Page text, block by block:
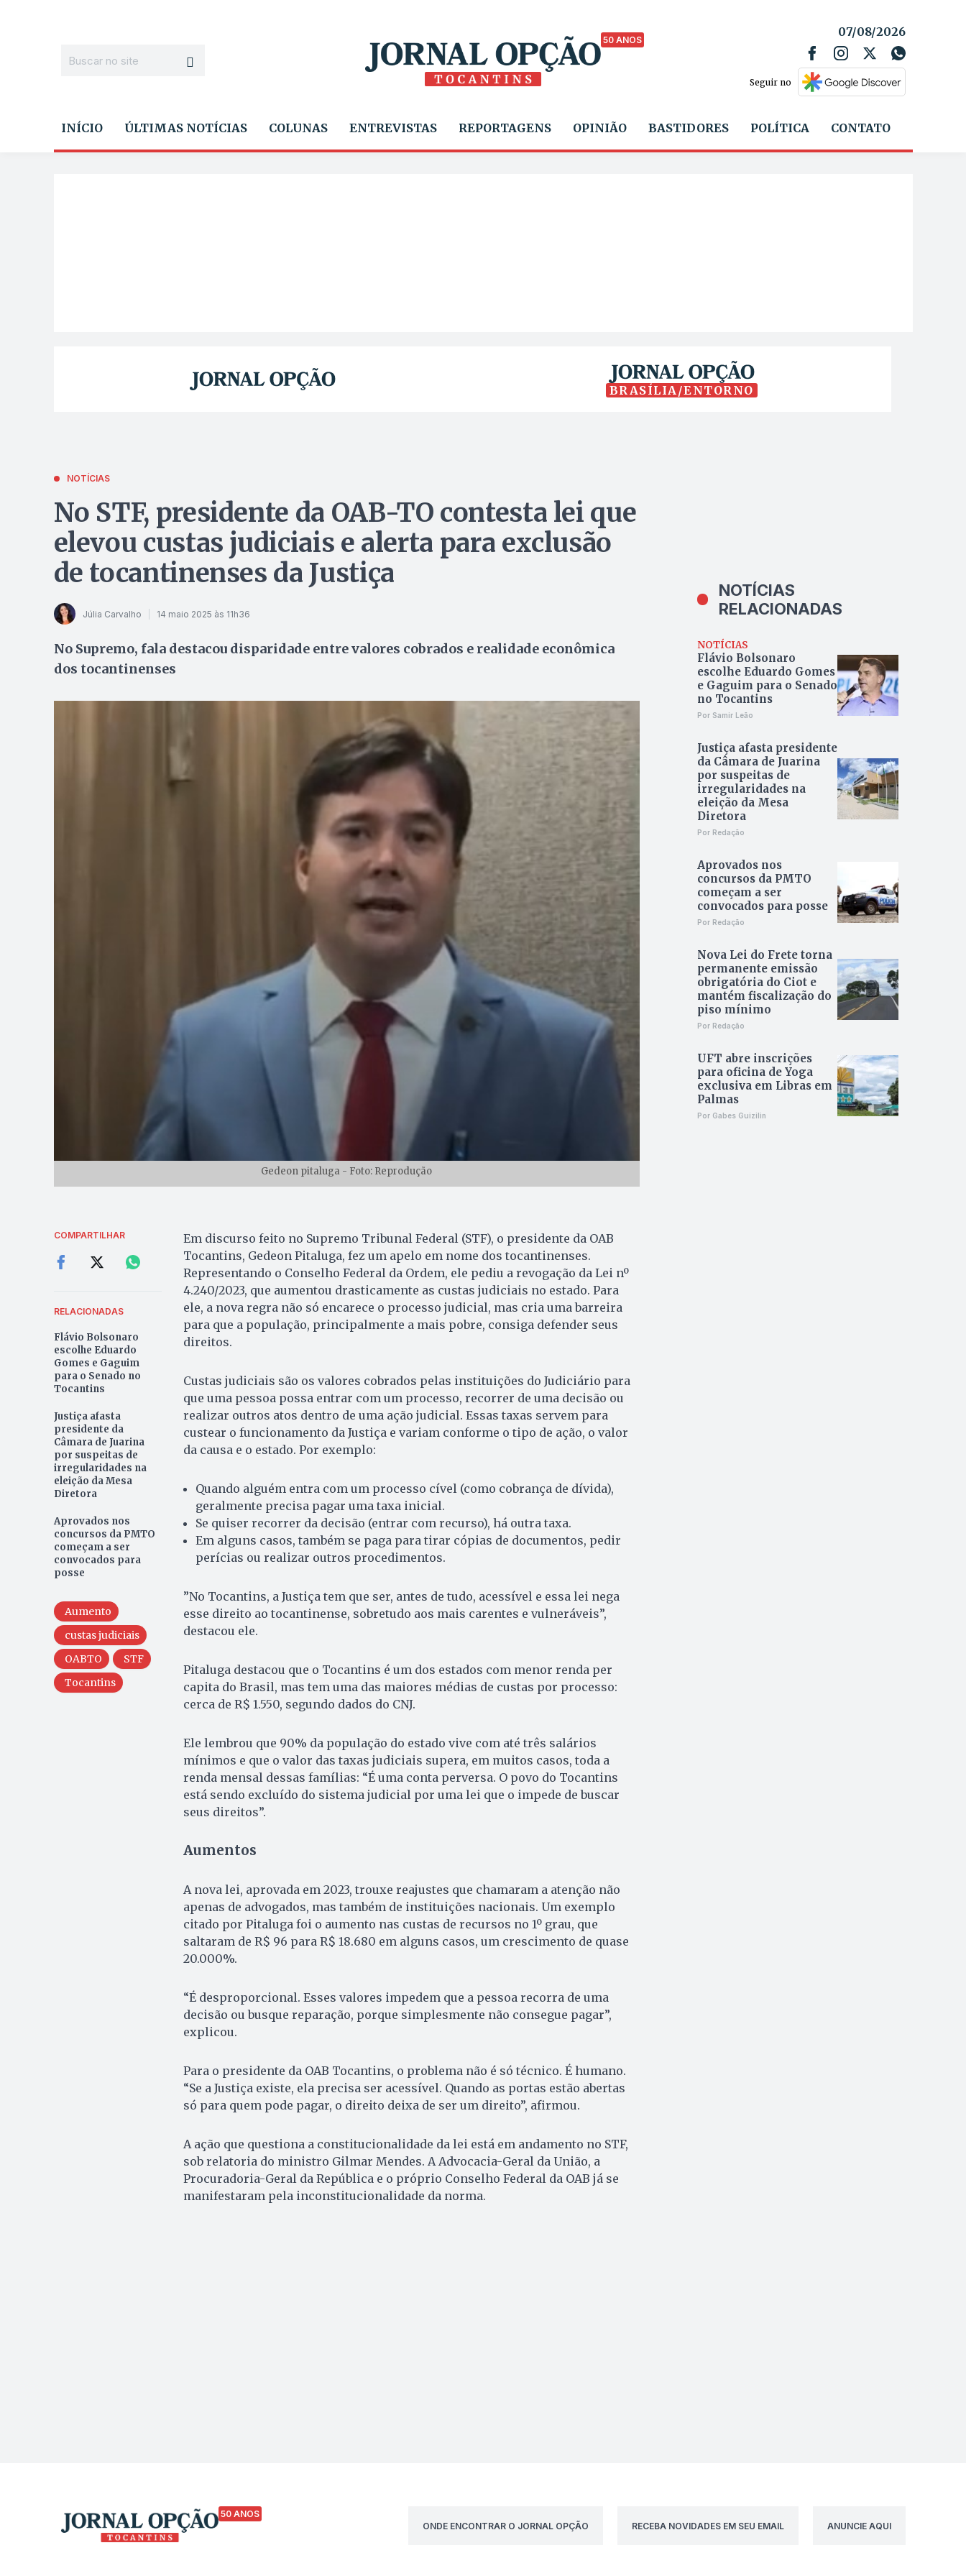
50 ANOS
07/08/2026
Seguir no
INÍCIO ÚLTIMAS NOTÍCIAS COLUNAS ENTREVISTAS REPORTAGENS OPINIÃO BASTIDORES POLÍTICA CONTATO
BRASÍLIA/ENTORNO
NOTÍCIAS
No STF, presidente da OAB-TO contesta lei que
elevou custas judiciais e alerta para exclusão
de tocantinenses da Justiça
Júlia Carvalho 14 maio 2025 às 11h36
No Supremo, fala destacou disparidade entre valores cobrados e realidade econômica
dos tocantinenses
Gedeon pitaluga - Foto: Reprodução
COMPARTILHAR
RELACIONADAS
Flávio Bolsonaro
escolhe Eduardo
Gomes e Gaguim
para o Senado no
Tocantins
Justiça afasta
presidente da
Câmara de Juarina
por suspeitas de
irregularidades na
eleição da Mesa
Diretora
Aprovados nos
concursos da PMTO
começam a ser
convocados para
posse
Aumento
custas judiciais
OABTO
STF
Tocantins
Em discurso feito no Supremo Tribunal Federal (STF), o presidente da OAB
Tocantins, Gedeon Pitaluga, fez um apelo em nome dos tocantinenses.
Representando o Conselho Federal da Ordem, ele pediu a revogação da Lei nº
4.240/2023, que aumentou drasticamente as custas judiciais no estado. Para
ele, a nova regra não só encarece o processo judicial, mas cria uma barreira
para que a população, principalmente a mais pobre, consiga defender seus
direitos.
Custas judiciais são os valores cobrados pelas instituições do Judiciário para
que uma pessoa possa entrar com um processo, recorrer de uma decisão ou
realizar outros atos dentro de uma ação judicial. Essas taxas servem para
custear o funcionamento da Justiça e variam conforme o tipo de ação, o valor
da causa e o estado. Por exemplo:
Quando alguém entra com um processo cível (como cobrança de dívida),
geralmente precisa pagar uma taxa inicial.
Se quiser recorrer da decisão (entrar com recurso), há outra taxa.
Em alguns casos, também se paga para tirar cópias de documentos, pedir
perícias ou realizar outros procedimentos.
”No Tocantins, a Justiça tem que ser, antes de tudo, acessível e essa lei nega
esse direito ao tocantinense, sobretudo aos mais carentes e vulneráveis”,
destacou ele.
Pitaluga destacou que o Tocantins é um dos estados com menor renda per
capita do Brasil, mas tem uma das maiores médias de custas por processo:
cerca de R$ 1.550, segundo dados do CNJ.
Ele lembrou que 90% da população do estado vive com até três salários
mínimos e que o valor das taxas judiciais supera, em muitos casos, toda a
renda mensal dessas famílias: “É uma conta perversa. O povo do Tocantins
está sendo excluído do sistema judicial por uma lei que o impede de buscar
seus direitos”.
Aumentos
A nova lei, aprovada em 2023, trouxe reajustes que chamaram a atenção não
apenas de advogados, mas também de instituições nacionais. Um exemplo
citado por Pitaluga foi o aumento nas custas de recursos no 1º grau, que
saltaram de R$ 96 para R$ 18.680 em alguns casos, um crescimento de quase
20.000%.
“É desproporcional. Esses valores impedem que a pessoa recorra de uma
decisão ou busque reparação, porque simplesmente não consegue pagar”,
explicou.
Para o presidente da OAB Tocantins, o problema não é só técnico. É humano.
“Se a Justiça existe, ela precisa ser acessível. Quando as portas estão abertas
só para quem pode pagar, o direito deixa de ser um direito”, afirmou.
A ação que questiona a constitucionalidade da lei está em andamento no STF,
sob relatoria do ministro Gilmar Mendes. A Advocacia-Geral da União, a
Procuradoria-Geral da República e o próprio Conselho Federal da OAB já se
manifestaram pela inconstitucionalidade da norma.
NOTÍCIAS
RELACIONADAS
NOTÍCIAS
Flávio Bolsonaro
escolhe Eduardo Gomes
e Gaguim para o Senado
no Tocantins
Por Samir Leão
Justiça afasta presidente
da Câmara de Juarina
por suspeitas de
irregularidades na
eleição da Mesa
Diretora
Por Redação
Aprovados nos
concursos da PMTO
começam a ser
convocados para posse
Por Redação
Nova Lei do Frete torna
permanente emissão
obrigatória do Ciot e
mantém fiscalização do
piso mínimo
Por Redação
UFT abre inscrições
para oficina de Yoga
exclusiva em Libras em
Palmas
Por Gabes Guizilin
50 ANOS
ONDE ENCONTRAR O JORNAL OPÇÃO
RECEBA NOVIDADES EM SEU EMAIL ANUNCIE AQUI